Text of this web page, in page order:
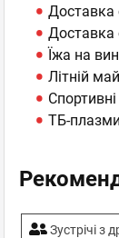
Доставка
Доставка
Їжа на
Літній
Спортивні
ТБ-плазми
Зустрічі з